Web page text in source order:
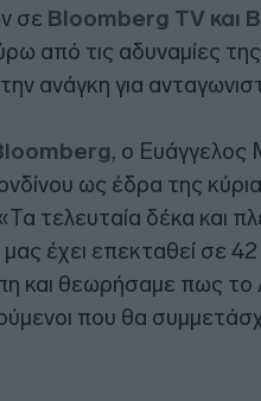
σε Bloomberg TV και
από τις αδυναμίες
ανάγκη για
, ο Ευάγγελος
ως έδρα της
τελευταία δέκα και
έχει επεκταθεί σε
και θεωρήσαμε πως το
που θα